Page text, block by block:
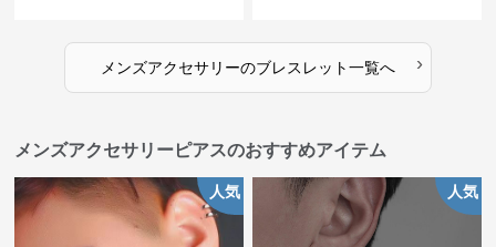
メンズアクセサリーのブレスレット一覧へ ›
メンズアクセサリーピアスのおすすめアイテム
人気 人気